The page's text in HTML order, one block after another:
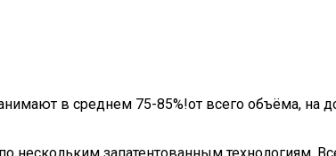
в среднем 75-85%!от всего объёма, на